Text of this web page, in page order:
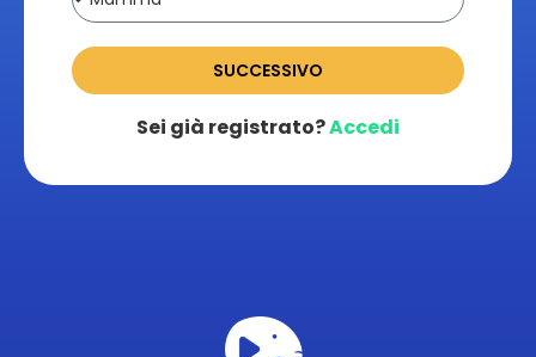
SUCCESSIVO
Sei già registrato?Accedi